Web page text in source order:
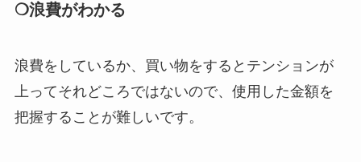
❍浪費がわかる
浪費をしているか、買い物をするとテンションが
上ってそれどころではないので、使用した金額を
把握することが難しいです。